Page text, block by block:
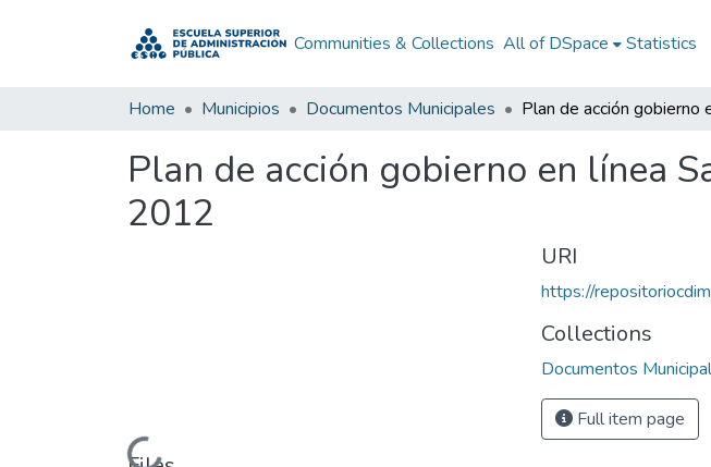
Communities & Collections All of DSpace Statistics
Home Municipios Documentos Municipales
Plan de acción gobierno en línea
2012
URI
https://
Collections
Documentos
Full item page